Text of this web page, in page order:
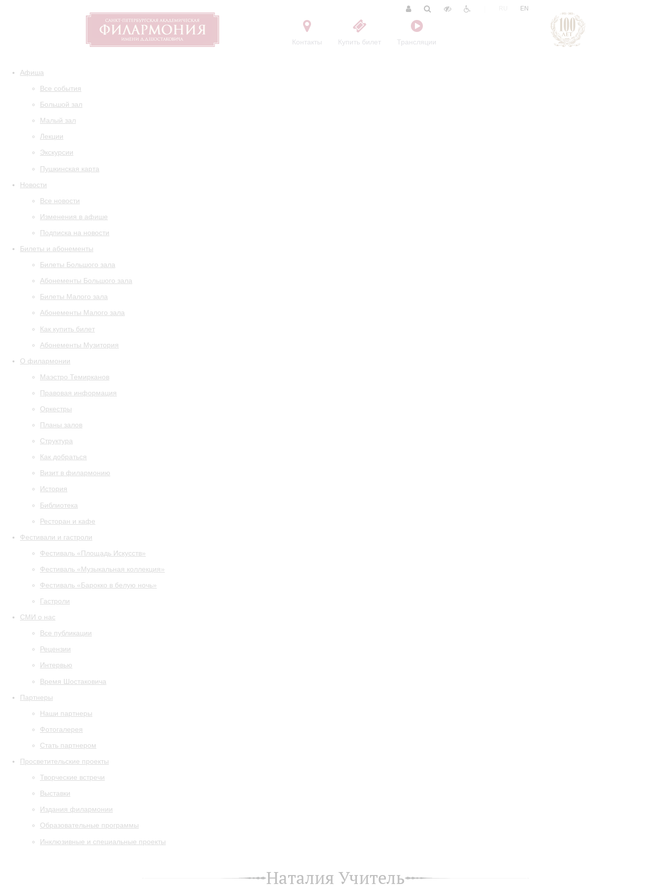
Контакты Купить билет Трансляции
EN
Афиша
Все события
Большой зал
Малый зал
Лекции
Экскурсии
Пушкинская карта
Новости
Все новости
Изменения в афише
Подписка на новости
Билеты и абонементы
Билеты Большого зала
Абонементы Большого зала
Билеты Малого зала
Абонементы Малого зала
Как купить билет
Абонементы Музитория
О филармонии
Маэстро Темирканов
Правовая информация
Оркестры
Планы залов
Структура
Как добраться
Визит в филармонию
История
Библиотека
Ресторан и кафе
Фестивали и гастроли
Фестиваль «Площадь Искусств»
Фестиваль «Музыкальная коллекция»
Фестиваль «Барокко в белую ночь»
Гастроли
СМИ о нас
Все публикации
Рецензии
Интервью
Время Шостаковича
Партнеры
Наши партнеры
Фотогалерея
Стать партнером
Просветительские проекты
Творческие встречи
Выставки
Издания филармонии
Образовательные программы
Инклюзивные и специальные проекты
Наталия Учитель